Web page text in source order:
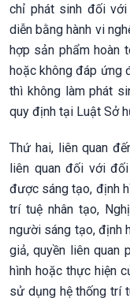
chỉ phát sinh đối
diễn bằng hành vi
hợp sản phẩm hoàn
hoặc không đáp ứng
thì không làm phát
quy định tại Luật Sở
Thứ hai, liên quan
liên quan đối với
được sáng tạo, định
trí tuệ nhân tạo,
người sáng tạo, định
giả, quyền liên quan
hình hoặc thực hiện
sử dụng hệ thống trí